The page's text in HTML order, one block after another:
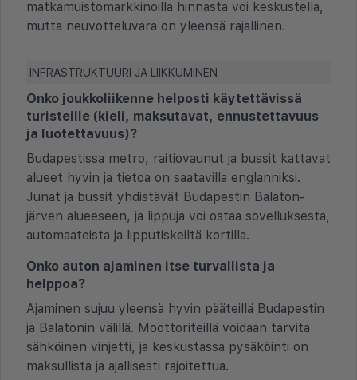
matkamuistomarkkinoilla hinnasta voi keskustella,
mutta neuvotteluvara on yleensä rajallinen.
INFRASTRUKTUURI JA LIIKKUMINEN
Onko joukkoliikenne helposti käytettävissä
turisteille (kieli, maksutavat, ennustettavuus
ja luotettavuus)?
Budapestissa metro, raitiovaunut ja bussit kattavat
alueet hyvin ja tietoa on saatavilla englanniksi.
Junat ja bussit yhdistävät Budapestin Balaton-
järven alueeseen, ja lippuja voi ostaa sovelluksesta,
automaateista ja lipputiskeiltä kortilla.
Onko auton ajaminen itse turvallista ja
helppoa?
Ajaminen sujuu yleensä hyvin pääteillä Budapestin
ja Balatonin välillä. Moottoriteillä voidaan tarvita
sähköinen vinjetti, ja keskustassa pysäköinti on
maksullista ja ajallisesti rajoitettua.